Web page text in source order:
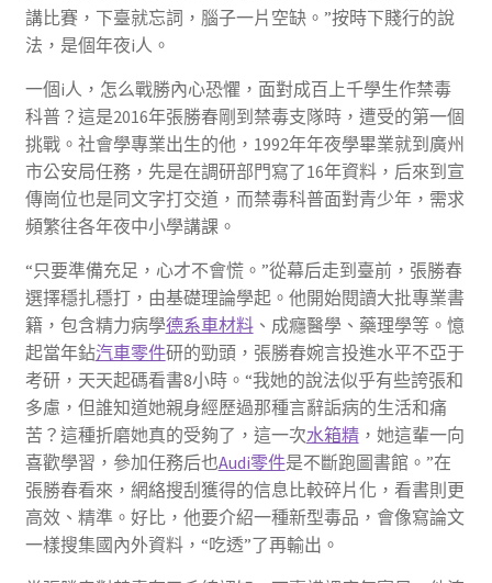
講比賽，下臺就忘詞，腦子一片空缺。”按時下賤行的說
法，是個年夜i人。
一個i人，怎么戰勝內心恐懼，面對成百上千學生作禁毒
科普？這是2016年張勝春剛到禁毒支隊時，遭受的第一個
挑戰。社會學專業出生的他，1992年年夜學畢業就到廣州
市公安局任務，先是在調研部門寫了16年資料，后來到宣
傳崗位也是同文字打交道，而禁毒科普面對青少年，需求
頻繁往各年夜中小學講課。
“只要準備充足，心才不會慌。”從幕后走到臺前，張勝春
選擇穩扎穩打，由基礎理論學起。他開始閱讀大批專業書
籍，包含精力病學德系車材料、成癮醫學、藥理學等。憶
起當年鉆汽車零件研的勁頭，張勝春婉言投進水平不亞于
考研，天天起碼看書8小時。“我她的說法似乎有些誇張和
多慮，但誰知道她親身經歷過那種言辭詬病的生活和痛
苦？這種折磨她真的受夠了，這一次水箱精，她這輩一向
喜歡學習，參加任務后也Audi零件是不斷跑圖書館。”在
張勝春看來，網絡搜刮獲得的信息比較碎片化，看書則更
高效、精準。好比，他要介紹一種新型毒品，會像寫論文
一樣搜集國內外資料，“吃透”了再輸出。